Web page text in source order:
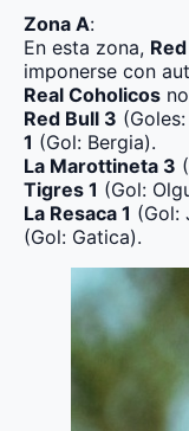
Zona A:
En esta zona,
imponerse con
Real Coholicos
Red Bull 3
1 (Gol: Bergia).
La Marottineta 3
Tigres 1 (Gol:
La Resaca 1 (Gol:
(Gol: Gatica).